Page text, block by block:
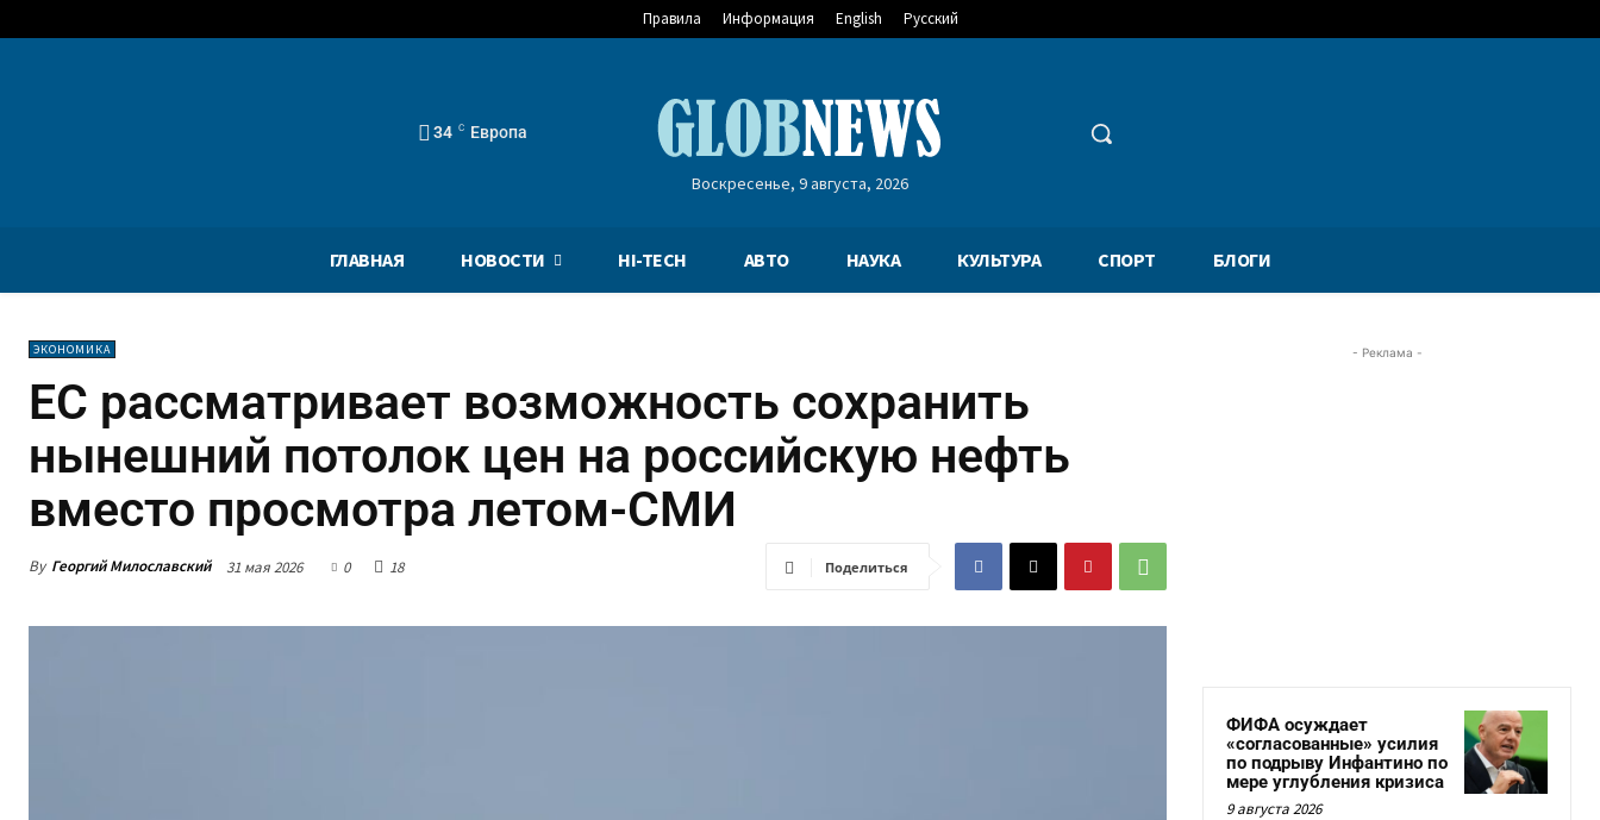
Правила Информация English Русский
34 C Европа
Воскресенье, 9 августа, 2026
ГЛАВНАЯ НОВОСТИ HI-TECH АВТО НАУКА КУЛЬТУРА СПОРТ БЛОГИ
ЭКОНОМИКА
ЕС рассматривает возможность сохранить
нынешний потолок цен на российскую нефть
вместо просмотра летом-СМИ
By Георгий Милославский 31 мая 2026 0 18 Поделиться
- Реклама -
ФИФА осуждает
«согласованные» усилия
по подрыву Инфантино по
мере углубления кризиса
9 августа 2026